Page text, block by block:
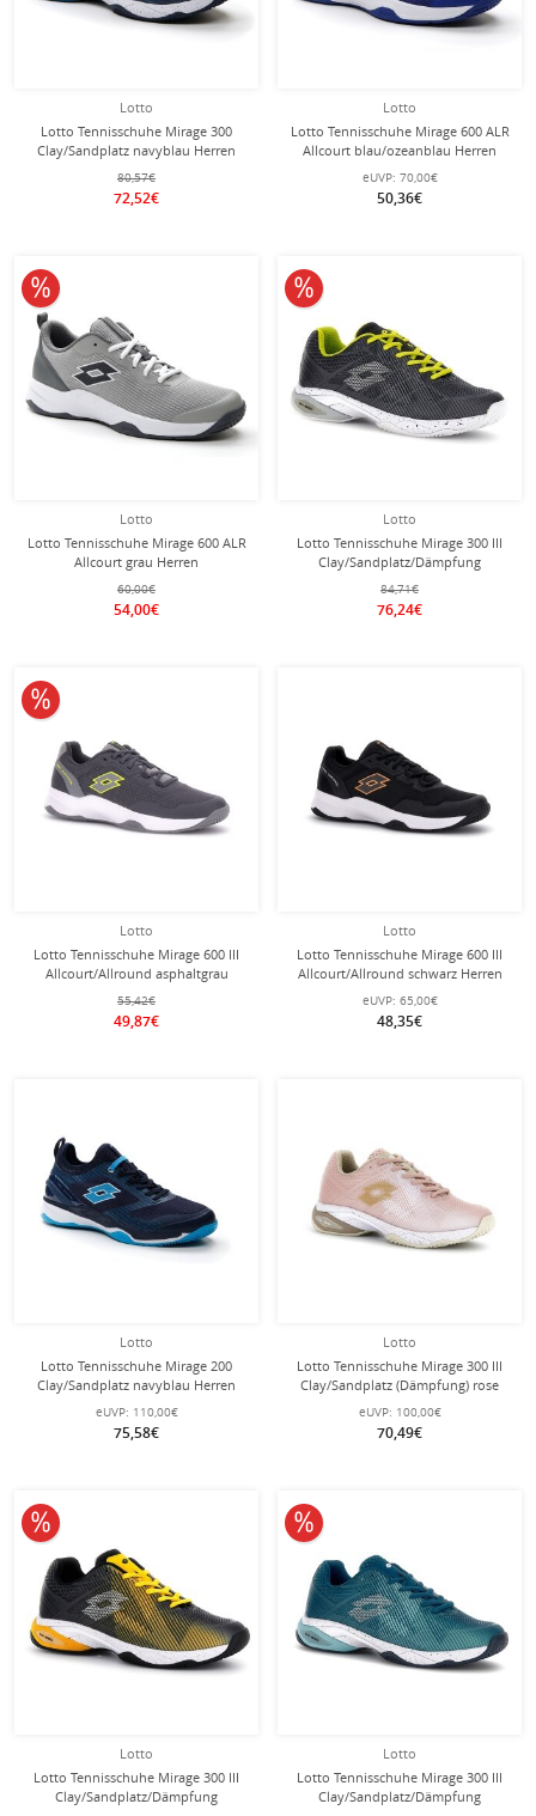
Lotto
Lotto Tennisschuhe Mirage 300
Clay/Sandplatz navyblau Herren
80,57€
72,52€
Lotto
Lotto Tennisschuhe Mirage 600 ALR
Allcourt blau/ozeanblau Herren
eUVP: 70,00€
50,36€
Lotto
Lotto Tennisschuhe Mirage 600 ALR
Allcourt grau Herren
60,00€
54,00€
10% reduziert
Lotto
Lotto Tennisschuhe Mirage 300 III
Clay/Sandplatz/Dämpfung
schwarz/acid grün Herren
84,71€
76,24€
10% reduziert
Lotto
Lotto Tennisschuhe Mirage 600 III
Allcourt/Allround asphaltgrau
Herren
55,42€
49,87€
10% reduziert
Lotto
Lotto Tennisschuhe Mirage 600 III
Allcourt/Allround schwarz Herren
eUVP: 65,00€
48,35€
Lotto
Lotto Tennisschuhe Mirage 200
Clay/Sandplatz navyblau Herren
eUVP: 110,00€
75,58€
Lotto
Lotto Tennisschuhe Mirage 300 III
Clay/Sandplatz (Dämpfung) rose
Damen
eUVP: 100,00€
70,49€
Lotto
Lotto Tennisschuhe Mirage 300 III
Clay/Sandplatz/Dämpfung
10% reduziert
Lotto
Lotto Tennisschuhe Mirage 300 III
Clay/Sandplatz/Dämpfung
10% reduziert